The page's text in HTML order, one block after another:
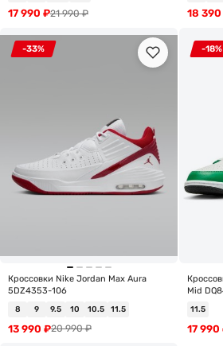
21 990₽
17 990 ₽ 18 390
-33%
Кроссовки Nike Jordan Max Aura
5DZ4353-106
8 9 9.5 10 10.5 11.5
20 990₽
13 990 ₽
-18%
Mid
11.5
17 990